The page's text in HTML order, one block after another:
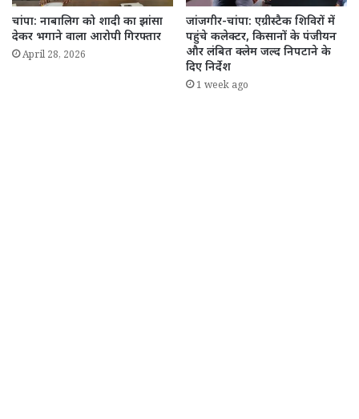
चांपा: नाबालिग को शादी का झांसा
देकर भगाने वाला आरोपी गिरफ्तार
April 28, 2026
जांजगीर-चांपा: एग्रीस्टैक शिविरों में
पहुंचे कलेक्टर, किसानों के पंजीयन
और लंबित क्लेम जल्द निपटाने के
दिए निर्देश
1 week ago